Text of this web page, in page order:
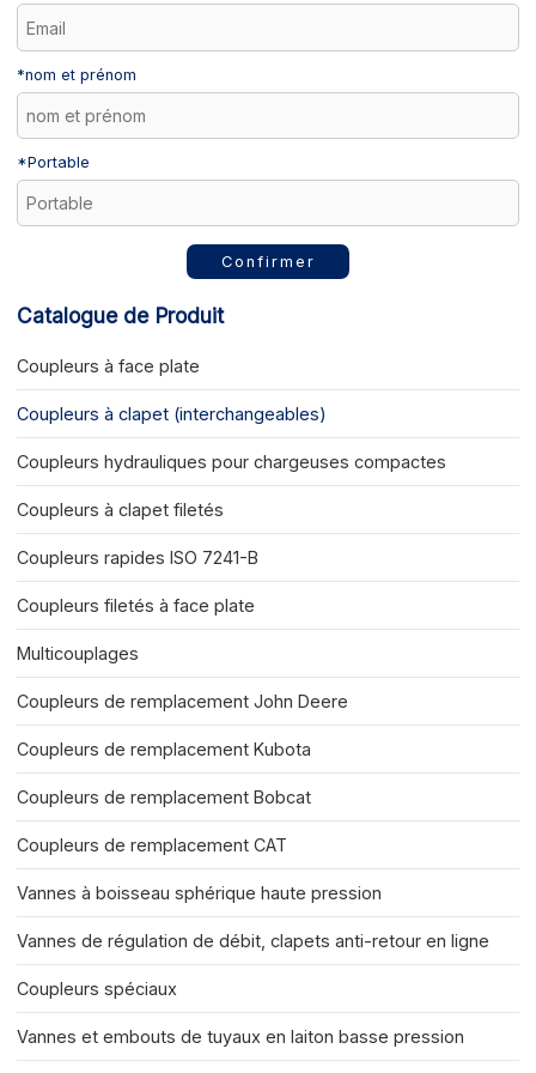
*nom et prénom
*Portable
Confirmer
Catalogue de Produit
Coupleurs à face plate
Coupleurs à clapet (interchangeables)
Coupleurs hydrauliques pour chargeuses compactes
Coupleurs à clapet filetés
Coupleurs rapides ISO 7241-B
Coupleurs filetés à face plate
Multicouplages
Coupleurs de remplacement John Deere
Coupleurs de remplacement Kubota
Coupleurs de remplacement Bobcat
Coupleurs de remplacement CAT
Vannes à boisseau sphérique haute pression
Vannes de régulation de débit, clapets anti-retour en ligne
Coupleurs spéciaux
Vannes et embouts de tuyaux en laiton basse pression